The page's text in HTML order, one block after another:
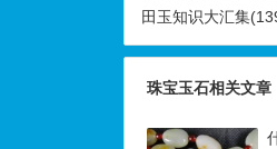
田玉知识大汇集
藏）
珠宝玉石相关文章